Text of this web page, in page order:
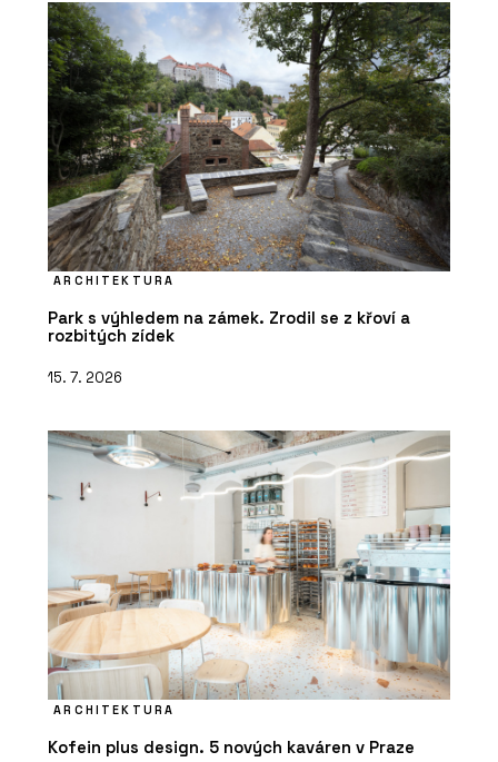
ARCHITEKTURA
Park s výhledem na zámek. Zrodil se z křoví a
rozbitých zídek
15. 7. 2026
ARCHITEKTURA
Kofein plus design. 5 nových kaváren v Praze